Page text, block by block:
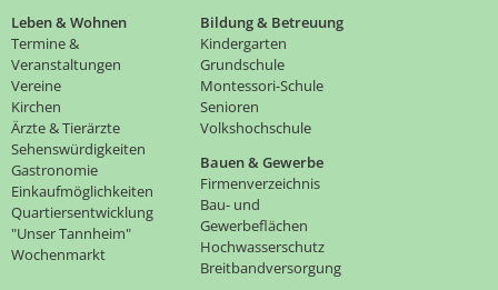
Leben & Wohnen
Termine &
Veranstaltungen
Vereine
Kirchen
Ärzte & Tierärzte
Sehenswürdigkeiten
Gastronomie
Einkaufmöglichkeiten
Quartiersentwicklung
"Unser Tannheim"
Wochenmarkt
Bildung & Betreuung
Kindergarten
Grundschule
Montessori-Schule
Senioren
Volkshochschule
Bauen & Gewerbe
Firmenverzeichnis
Bau- und
Gewerbeflächen
Hochwasserschutz
Breitbandversorgung